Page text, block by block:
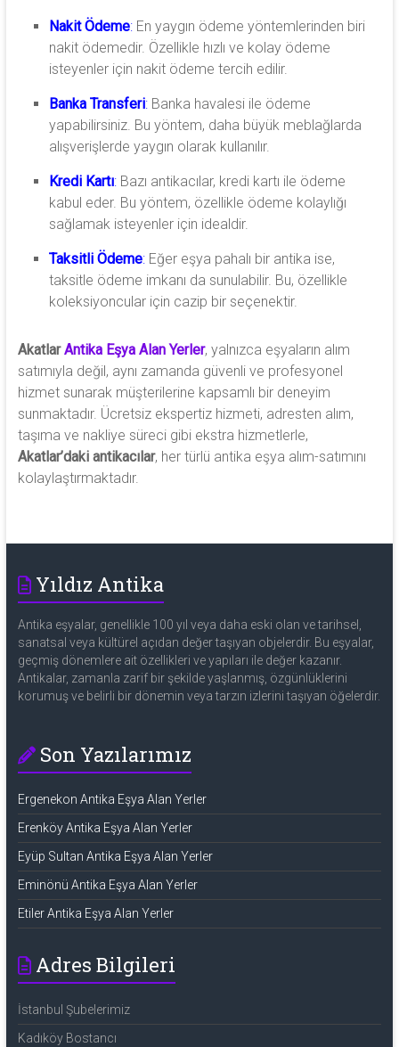
Nakit Ödeme:En yaygın ödeme yöntemlerinden biri
nakit ödemedir. Özellikle hızlı ve kolay ödeme
isteyenler için nakit ödeme tercih edilir.
Banka Transferi:Banka havalesi ile ödeme
yapabilirsiniz. Bu yöntem, daha büyük meblağlarda
alışverişlerde yaygın olarak kullanılır.
Kredi Kartı:Bazı antikacılar, kredi kartı ile ödeme
kabul eder. Bu yöntem, özellikle ödeme kolaylığı
sağlamak isteyenler için idealdir.
Taksitli Ödeme:Eğer eşya pahalı bir antika ise,
taksitle ödeme imkanı da sunulabilir. Bu, özellikle
koleksiyoncular için cazip bir seçenektir.
AkatlarAntika Eşya Alan Yerler, yalnızca eşyaların alım
satımıyla değil, aynı zamanda güvenli ve profesyonel
hizmet sunarak müşterilerine kapsamlı bir deneyim
sunmaktadır. Ücretsiz ekspertiz hizmeti, adresten alım,
taşıma ve nakliye süreci gibi ekstra hizmetlerle,
Akatlar’daki antikacılar, her türlü antika eşya alım-satımını
kolaylaştırmaktadır.
Yıldız Antika
Antika eşyalar, genellikle 100 yıl veya daha eski olan ve tarihsel,
sanatsal veya kültürel açıdan değer taşıyan objelerdir. Bu eşyalar,
geçmiş dönemlere ait özellikleri ve yapıları ile değer kazanır.
Antikalar, zamanla zarif bir şekilde yaşlanmış, özgünlüklerini
korumuş ve belirli bir dönemin veya tarzın izlerini taşıyan öğelerdir.
Son Yazılarımız
Ergenekon Antika Eşya Alan Yerler
Erenköy Antika Eşya Alan Yerler
Eyüp Sultan Antika Eşya Alan Yerler
Eminönü Antika Eşya Alan Yerler
Etiler Antika Eşya Alan Yerler
Adres Bilgileri
İstanbul Şubelerimiz
Kadıköy Bostancı